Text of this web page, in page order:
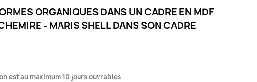
ORGANIQUES DANS UN CADRE EN MDF
- MARIS SHELL DANS SON CADRE
est au maximum 10 jours ouvrables